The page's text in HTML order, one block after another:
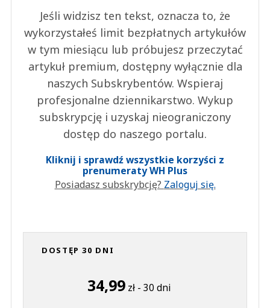
Jeśli widzisz ten tekst, oznacza to, że
wykorzystałeś limit bezpłatnych artykułów
w tym miesiącu lub próbujesz przeczytać
artykuł premium, dostępny wyłącznie dla
naszych Subskrybentów. Wspieraj
profesjonalne dziennikarstwo. Wykup
subskrypcję i uzyskaj nieograniczony
dostęp do naszego portalu.
Kliknij i sprawdź wszystkie korzyści z
prenumeraty WH Plus
Posiadasz subskrybcję? Zaloguj się.
DOSTĘP 30 DNI
34,99 zł - 30 dni